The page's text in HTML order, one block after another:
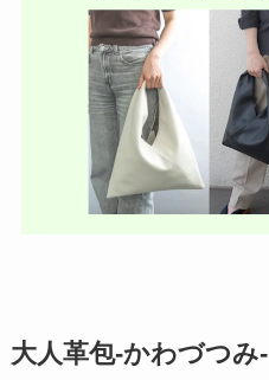
大人革包-かわづつみ-